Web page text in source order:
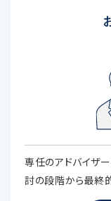
専任のアドバイザ
討の段階から最終